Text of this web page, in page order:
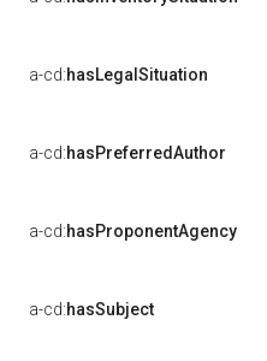
a-cd:hasLegalSituation
a-cd:hasPreferredAuthor
a-cd:hasProponentAgency
a-cd:hasSubject